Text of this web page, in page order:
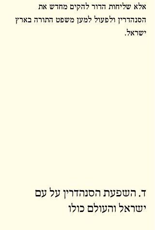
אלא שליחות הדור להקים מחדש את
הסנהדרין ולפעול למען משפט התורה בארץ
ישראל.
ד. השפעת הסנהדרין על עם
ישראל והעולם כולו